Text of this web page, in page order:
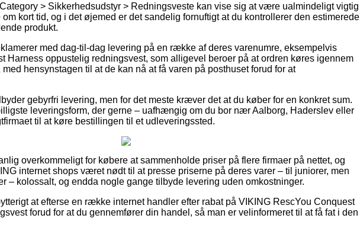
> Sikkerhedsudstyr > Redningsveste kan vise sig at være ualmindeligt vigtig
kort tid, og i det øjemed er det sandelig fornuftigt at du kontrollerer den estimerede
produkt.
med dag-til-dag levering på en række af deres varenumre, eksempelvis
Harness oppustelig redningsvest, som alligevel beroer på at ordren køres igennem
hensynstagen til at de kan nå at få varen på posthuset forud for at
gebyrfri levering, men for det meste kræver det at du køber for en konkret sum.
leveringsform, der gerne – uafhængig om du bor nær Aalborg, Haderslev eller
til at køre bestillingen til et udleveringssted.
overkommeligt for købere at sammenholde priser på flere firmaer på nettet, og
internet shops været nødt til at presse priserne på deres varer – til juniorer, men
– kolossalt, og endda nogle gange tilbyde levering uden omkostninger.
at efterse en række internet handler efter rabat på VIKING RescYou Conquest
forud for at du gennemfører din handel, så man er velinformeret til at få fat i den